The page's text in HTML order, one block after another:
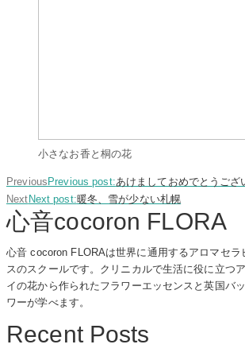
小さなお香と桐の花
Previous Previous post:あけましておめでとうござ
Next Next post:暖冬、雪が少ない札幌
心音cocoron FLORA
心音 cocoron FLORAは世界に通用するアロマセラ
スのスクールです。クリニカルで生活に役に立つ
イの花から作られたフラワーエッセンスと英国バ
ワーが学べます。
Recent Posts